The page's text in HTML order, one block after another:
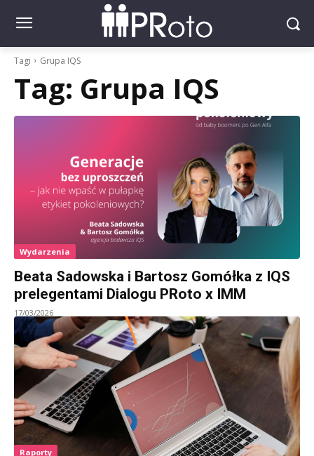
Tagi Grupa IQS
Tag: Grupa IQS
Wydarzenia
Beata Sadowska i Bartosz Gomółka z IQS
prelegentami Dialogu PRoto x IMM
17/03/2026
Raporty